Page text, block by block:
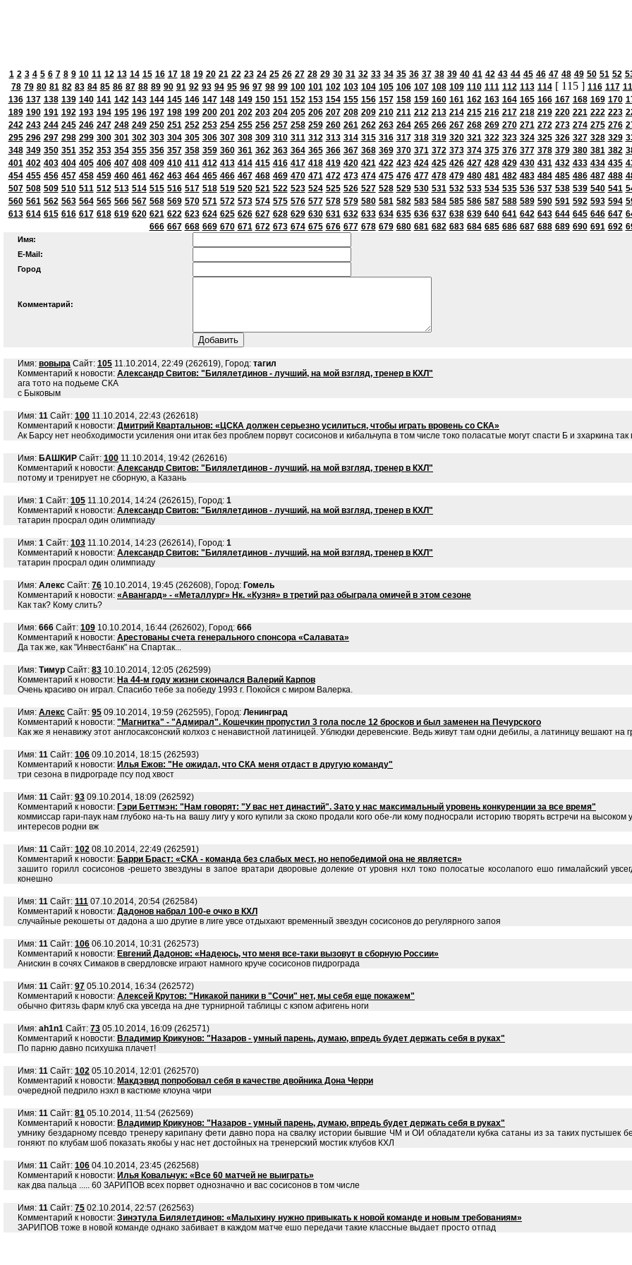
1 2 3 4 5 6 7 8 9 10 11 12 13 14 15 16 17 18 19 20 21 22 23 24 25 26 27 28 29 30 31 32 33 34 35 36 37 38 39 40 41 42 43 44 45 46 47 48 49 50 51 52
78 79 80 81 82 83 84 85 86 87 88 89 90 91 92 93 94 95 96 97 98 99 100 101 102 103 104 105 106 107 108 109 110 111 112 113 114[ 115 ] 116 117
136 137 138 139 140 141 142 143 144 145 146 147 148 149 150 151 152 153 154 155 156 157 158 159 160 161 162 163 164 165 166 167 168 169 170
189 190 191 192 193 194 195 196 197 198 199 200 201 202 203 204 205 206 207 208 209 210 211 212 213 214 215 216 217 218 219 220 221 222 223
242 243 244 245 246 247 248 249 250 251 252 253 254 255 256 257 258 259 260 261 262 263 264 265 266 267 268 269 270 271 272 273 274 275 276
295 296 297 298 299 300 301 302 303 304 305 306 307 308 309 310 311 312 313 314 315 316 317 318 319 320 321 322 323 324 325 326 327 328 329
348 349 350 351 352 353 354 355 356 357 358 359 360 361 362 363 364 365 366 367 368 369 370 371 372 373 374 375 376 377 378 379 380 381 382
401 402 403 404 405 406 407 408 409 410 411 412 413 414 415 416 417 418 419 420 421 422 423 424 425 426 427 428 429 430 431 432 433 434 435
454 455 456 457 458 459 460 461 462 463 464 465 466 467 468 469 470 471 472 473 474 475 476 477 478 479 480 481 482 483 484 485 486 487 488
507 508 509 510 511 512 513 514 515 516 517 518 519 520 521 522 523 524 525 526 527 528 529 530 531 532 533 534 535 536 537 538 539 540 541
560 561 562 563 564 565 566 567 568 569 570 571 572 573 574 575 576 577 578 579 580 581 582 583 584 585 586 587 588 589 590 591 592 593 594
613 614 615 616 617 618 619 620 621 622 623 624 625 626 627 628 629 630 631 632 633 634 635 636 637 638 639 640 641 642 643 644 645 646 647
666 667 668 669 670 671 672 673 674 675 676 677 678 679 680 681 682 683 684 685 686 687 688 689 690 691 692
Имя:
E-Mail:
Город
Комментарий:
Имя: вовыра Сайт: 105 11.10.2014, 22:49 (262619), Город: тагил
Комментарий к новости: Александр Свитов: "Билялетдинов - лучший, на мой взгляд, тренер в КХЛ"
ага тото на подьеме СКА
с Быковым
Имя: 11 Сайт: 100 11.10.2014, 22:43 (262618)
Комментарий к новости: Дмитрий Квартальнов: «ЦСКА должен серьезно усилиться, чтобы играть вровень со СКА»
Ак Барсу нет необходимости усиления они итак без проблем порвут сосисонов и кибальчупа в том числе токо поласатые могут спасти Б и зхаркина
Имя: БАШКИР Сайт: 100 11.10.2014, 19:42 (262616)
Комментарий к новости: Александр Свитов: "Билялетдинов - лучший, на мой взгляд, тренер в КХЛ"
потому и тренирует не сборную, а Казань
Имя: 1 Сайт: 105 11.10.2014, 14:24 (262615), Город: 1
Комментарий к новости: Александр Свитов: "Билялетдинов - лучший, на мой взгляд, тренер в КХЛ"
татарин просрал один олимпиаду
Имя: 1 Сайт: 103 11.10.2014, 14:23 (262614), Город: 1
Комментарий к новости: Александр Свитов: "Билялетдинов - лучший, на мой взгляд, тренер в КХЛ"
татарин просрал один олимпиаду
Имя: Алекс Сайт: 76 10.10.2014, 19:45 (262608), Город: Гомель
Комментарий к новости: «Авангард» - «Металлург» Нк. «Кузня» в третий раз обыграла омичей в этом сезоне
Как так? Кому слить?
Имя: 666 Сайт: 109 10.10.2014, 16:44 (262602), Город: 666
Комментарий к новости: Арестованы счета генерального спонсора «Салавата»
Да так же, как "Инвестбанк" на Спартак...
Имя: Тимур Сайт: 83 10.10.2014, 12:05 (262599)
Комментарий к новости: На 44-м году жизни скончался Валерий Карпов
Очень красиво он играл. Спасибо тебе за победу 1993 г. Покойся с миром Валерка.
Имя: Алекс Сайт: 95 09.10.2014, 19:59 (262595), Город: Ленинград
Комментарий к новости: "Магнитка" - "Адмирал". Кошечкин пропустил 3 гола после 12 бросков и был заменен на Печурского
Как же я ненавижу этот англосаксонский колхоз с ненавистной латиницей. Ублюдки деревенские. Ведь живут там одни дебилы, а латиницу вешают на
Имя: 11 Сайт: 106 09.10.2014, 18:15 (262593)
Комментарий к новости: Илья Ежов: "Не ожидал, что СКА меня отдаст в другую команду"
три сезона в пидрограде псу под хвост
Имя: 11 Сайт: 93 09.10.2014, 18:09 (262592)
Комментарий к новости: Гэри Беттмэн: "Нам говорят: "У вас нет династий". Зато у нас максимальный уровень конкуренции за все время"
коммиссар гари-паук нам глубоко на-ть на вашу лигу у кого купили за скоко продали кого обе-ли кому подносрали историю творять встречи на
интересов родни вж
Имя: 11 Сайт: 102 08.10.2014, 22:49 (262591)
Комментарий к новости: Барри Браст: «СКА - команда без слабых мест, но непобедимой она не является»
зашито горилл сосисонов -решето звездуны в запое вратари дворовые долекие от уровня нхл токо полосатые косолапого ешо гималайский
конешно
Имя: 11 Сайт: 111 07.10.2014, 20:54 (262584)
Комментарий к новости: Дадонов набрал 100-е очко в КХЛ
случайные рекошеты от дадона а шо другие в лиге увсе отдыхают временный звездун сосисонов до регулярного запоя
Имя: 11 Сайт: 106 06.10.2014, 10:31 (262573)
Комментарий к новости: Евгений Дадонов: «Надеюсь, что меня все-таки вызовут в сборную России»
Анискин в сочях Симаков в свердловске играют намного круче сосисонов пидрограда
Имя: 11 Сайт: 97 05.10.2014, 16:34 (262572)
Комментарий к новости: Алексей Крутов: "Никакой паники в "Сочи" нет, мы себя еще покажем"
обычно фитязь фарм клуб ска увсегда на дне турнирной таблицы с кэпом афигень ноги
Имя: ah1n1 Сайт: 73 05.10.2014, 16:09 (262571)
Комментарий к новости: Владимир Крикунов: "Назаров - умный парень, думаю, впредь будет держать себя в руках"
По парню давно психушка плачет!
Имя: 11 Сайт: 102 05.10.2014, 12:01 (262570)
Комментарий к новости: Макдэвид попробовал себя в качестве двойника Дона Черри
очередной педрило нэхл в кастюме клоуна чири
Имя: 11 Сайт: 81 05.10.2014, 11:54 (262569)
Комментарий к новости: Владимир Крикунов: "Назаров - умный парень, думаю, впредь будет держать себя в руках"
умнику бездарному псевдо тренеру карипану фети давно пора на свалку истории бывшие ЧМ и ОИ обладатели кубка сатаны из за таких пустышек
гоняют по клубам шоб показать якобы у нас нет достойных на тренерский мостик клубов КХЛ
Имя: 11 Сайт: 106 04.10.2014, 23:45 (262568)
Комментарий к новости: Илья Ковальчук: «Все 60 матчей не выиграть»
как два пальца ..... 60 ЗАРИПОВ всех порвет однозначно и вас сосисонов в том числе
Имя: 11 Сайт: 75 02.10.2014, 22:57 (262563)
Комментарий к новости: Зинэтула Билялетдинов: «Малыхину нужно привыкать к новой команде и новым требованиям»
ЗАРИПОВ тоже в новой команде однако забивает в каждом матче ешо передачи такие классные выдает просто отпад